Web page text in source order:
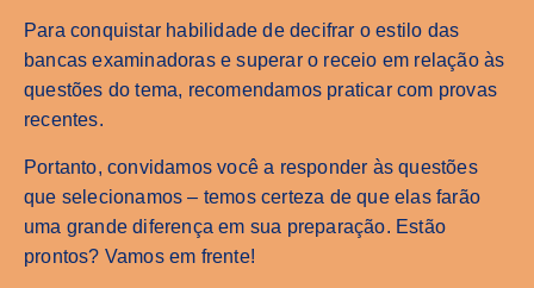
Para conquistar habilidade de decifrar o estilo das
bancas examinadoras e superar o receio em relação às
questões do tema, recomendamos praticar com provas
recentes.
Portanto, convidamos você a responder às questões
que selecionamos – temos certeza de que elas farão
uma grande diferença em sua preparação. Estão
prontos? Vamos em frente!